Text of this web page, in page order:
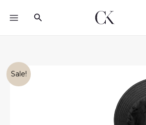
Search
Sale!